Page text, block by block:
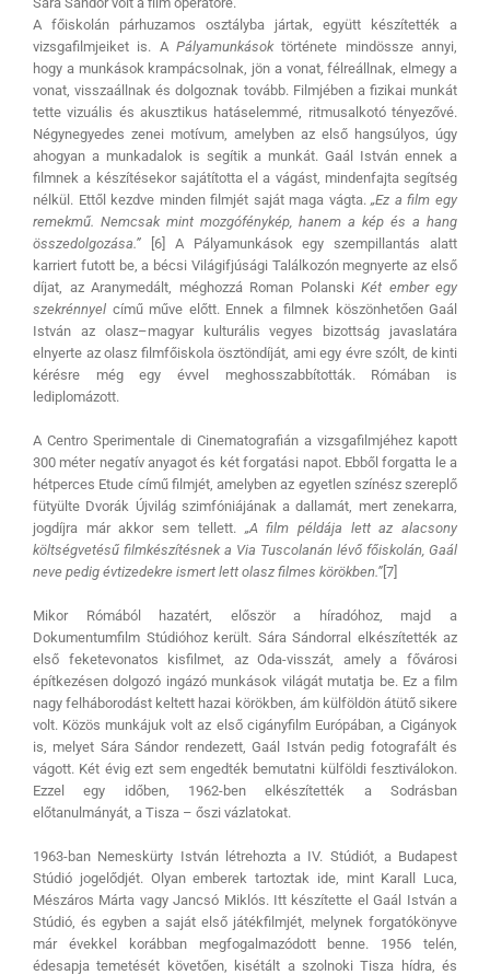
A főiskolán párhuzamos osztályba jártak, együtt készítették a
vizsgafilmjeiket is. A Pályamunkásoktörténete mindössze annyi,
hogy a munkások krampácsolnak, jön a vonat, félreállnak, elmegy a
vonat, visszaállnak és dolgoznak tovább. Filmjében a fizikai munkát
tette vizuális és akusztikus hatáselemmé, ritmusalkotó tényezővé.
Négynegyedes zenei motívum, amelyben az első hangsúlyos, úgy
ahogyan a munkadalok is segítik a munkát. Gaál István ennek a
filmnek a készítésekor sajátította el a vágást, mindenfajta segítség
nélkül. Ettől kezdve minden filmjét saját maga vágta.„Ez a film egy
remekmű. Nemcsak mint mozgófénykép, hanem a kép és a hang
összedolgozása.” [6] A Pályamunkások egy szempillantás alatt
karriert futott be, a bécsi Világifjúsági Találkozón megnyerte az első
díjat, az Aranymedált, méghozzá Roman Polanski Két ember egy
szekrénnyel című műve előtt. Ennek a filmnek köszönhetően Gaál
István az olasz–magyar kulturális vegyes bizottság javaslatára
elnyerte az olasz filmfőiskola ösztöndíját, ami egy évre szólt, de kinti
kérésre még egy évvel meghosszabbították. Rómában is
lediplomázott.
A Centro Sperimentale di Cinematografián a vizsgafilmjéhez kapott
300 méter negatív anyagot és két forgatási napot. Ebből forgatta le a
hétperces Etude című filmjét, amelyben az egyetlen színész szereplő
fütyülte Dvorák Újvilág szimfóniájának a dallamát, mert zenekarra,
jogdíjra már akkor sem tellett. „A film példája lett az alacsony
költségvetésű filmkészítésnek a Via Tuscolanán lévő főiskolán, Gaál
neve pedig évtizedekre ismert lett olasz filmes körökben.”[7]
Mikor Rómából hazatért, először a híradóhoz, majd a
Dokumentumfilm Stúdióhoz került. Sára Sándorral elkészítették az
első feketevonatos kisfilmet, az Oda-visszát, amely a fővárosi
építkezésen dolgozó ingázó munkások világát mutatja be. Ez a film
nagy felháborodást keltett hazai körökben, ám külföldön átütő sikere
volt. Közös munkájuk volt az első cigányfilm Európában, a Cigányok
is, melyet Sára Sándor rendezett, Gaál István pedig fotografált és
vágott. Két évig ezt sem engedték bemutatni külföldi fesztiválokon.
Ezzel egy időben, 1962-ben elkészítették a Sodrásban
előtanulmányát, a Tisza – őszi vázlatokat.
1963-ban Nemeskürty István létrehozta a IV. Stúdiót, a Budapest
Stúdió jogelődjét. Olyan emberek tartoztak ide, mint Karall Luca,
Mészáros Márta vagy Jancsó Miklós. Itt készítette el Gaál István a
Stúdió, és egyben a saját első játékfilmjét, melynek forgatókönyve
már évekkel korábban megfogalmazódott benne. 1956 telén,
édesapja temetését követően, kisétált a szolnoki Tisza hídra, és